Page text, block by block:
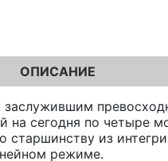
ОПИСАНИЕ
заслужившим
на сегодня по четыре
старшинству из
режиме.